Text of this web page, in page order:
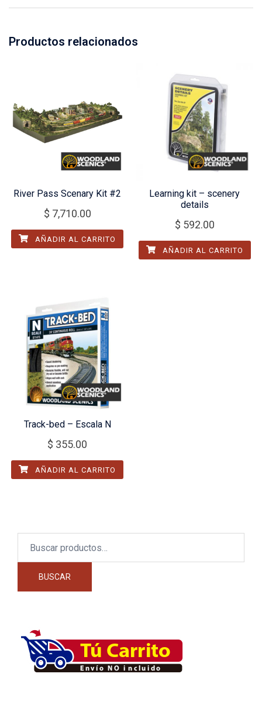
Productos relacionados
River Pass Scenary Kit #2
$ 7,710.00
AÑADIR AL CARRITO
Learning kit – scenery
details
$ 592.00
AÑADIR AL CARRITO
Track-bed – Escala N
$ 355.00
AÑADIR AL CARRITO
BUSCAR